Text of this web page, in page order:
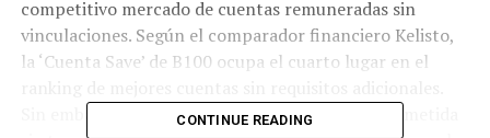
competitivo mercado de cuentas remuneradas sin
vinculaciones. Según el comparador financiero Kelisto,
la ‘Cuenta Save’ de B100 ocupa el cuarto lugar en el
Sin embargo, esta posición podría verse comprometida
CONTINUE READING